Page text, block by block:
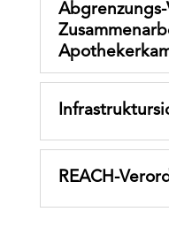
REACH-